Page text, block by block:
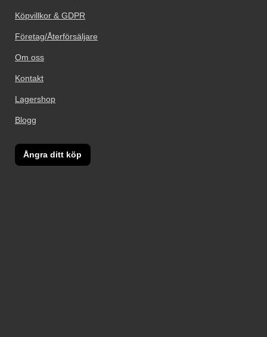
Köpvillkor & GDPR
Företag/Återförsäljare
Om oss
Kontakt
Lagershop
Blogg
Ångra ditt köp